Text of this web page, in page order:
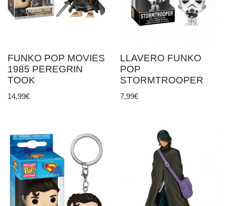
FUNKO POP MOVIES
1985 PEREGRIN
TOOK
14,99€
LLAVERO FUNKO
POP
STORMTROOPER
7,99€